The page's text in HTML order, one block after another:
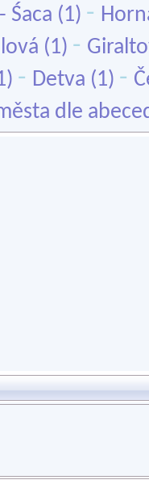
Śaca (1) -
(1) -
- Detva (1) -
dle